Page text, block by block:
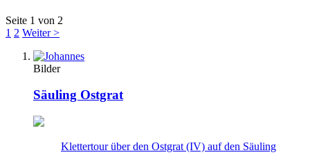
Seite 1 von 2
1 2 Weiter >
Bilder
Säuling Ostgrat
Klettertour über den Ostgrat (IV) auf den Säuling